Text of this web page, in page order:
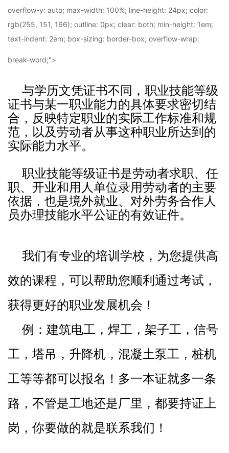
overflow-y: auto; max-width: 100%; line-height: 24px; color:
rgb(255, 151, 166); outline: 0px; clear: both; min-height: 1em;
text-indent: 2em; box-sizing: border-box; overflow-wrap:
break-word;">
与学历文凭证书不同，职业技能等级
证书与某一职业能力的具体要求密切结
合，反映特定职业的实际工作标准和规
范，以及劳动者从事这种职业所达到的
实际能力水平。
职业技能等级证书是劳动者求职、任
职、开业和用人单位录用劳动者的主要
依据，也是境外就业、对外劳务合作人
员办理技能水平公证的有效证件。
我们有专业的培训学校，为您提供高
效的课程，可以帮助您顺利通过考试，
获得更好的职业发展机会！
例：建筑电工，焊工，架子工，信号
工，塔吊，升降机，混凝土泵工，桩机
工等等都可以报名！多一本证就多一条
路，不管是工地还是厂里，都要持证上
岗，你要做的就是联系我们！